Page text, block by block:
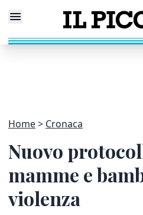
Home Cronaca
Nuovo
mamme e
violenza